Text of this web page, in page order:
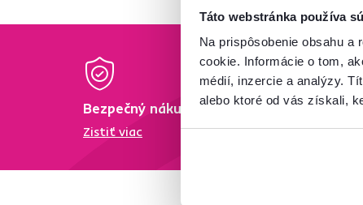
Táto webstránka používa
Na prispôsobenie obsahu
cookie. Informácie o tom,
médií, inzercie a analýzy.
alebo ktoré od vás získali,
Bezpečný nákup
Zistiť viac Zisti